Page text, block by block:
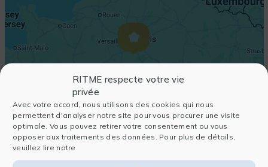
RITME respecte votre vie
privée
Avec votre accord, nous utilisons des cookies qui nous
permettent d'analyser notre site pour vous procurer une visite
optimale. Vous pouvez retirer votre consentement ou vous
opposer aux traitements des données. Pour plus de détails,
veuillez lire notre